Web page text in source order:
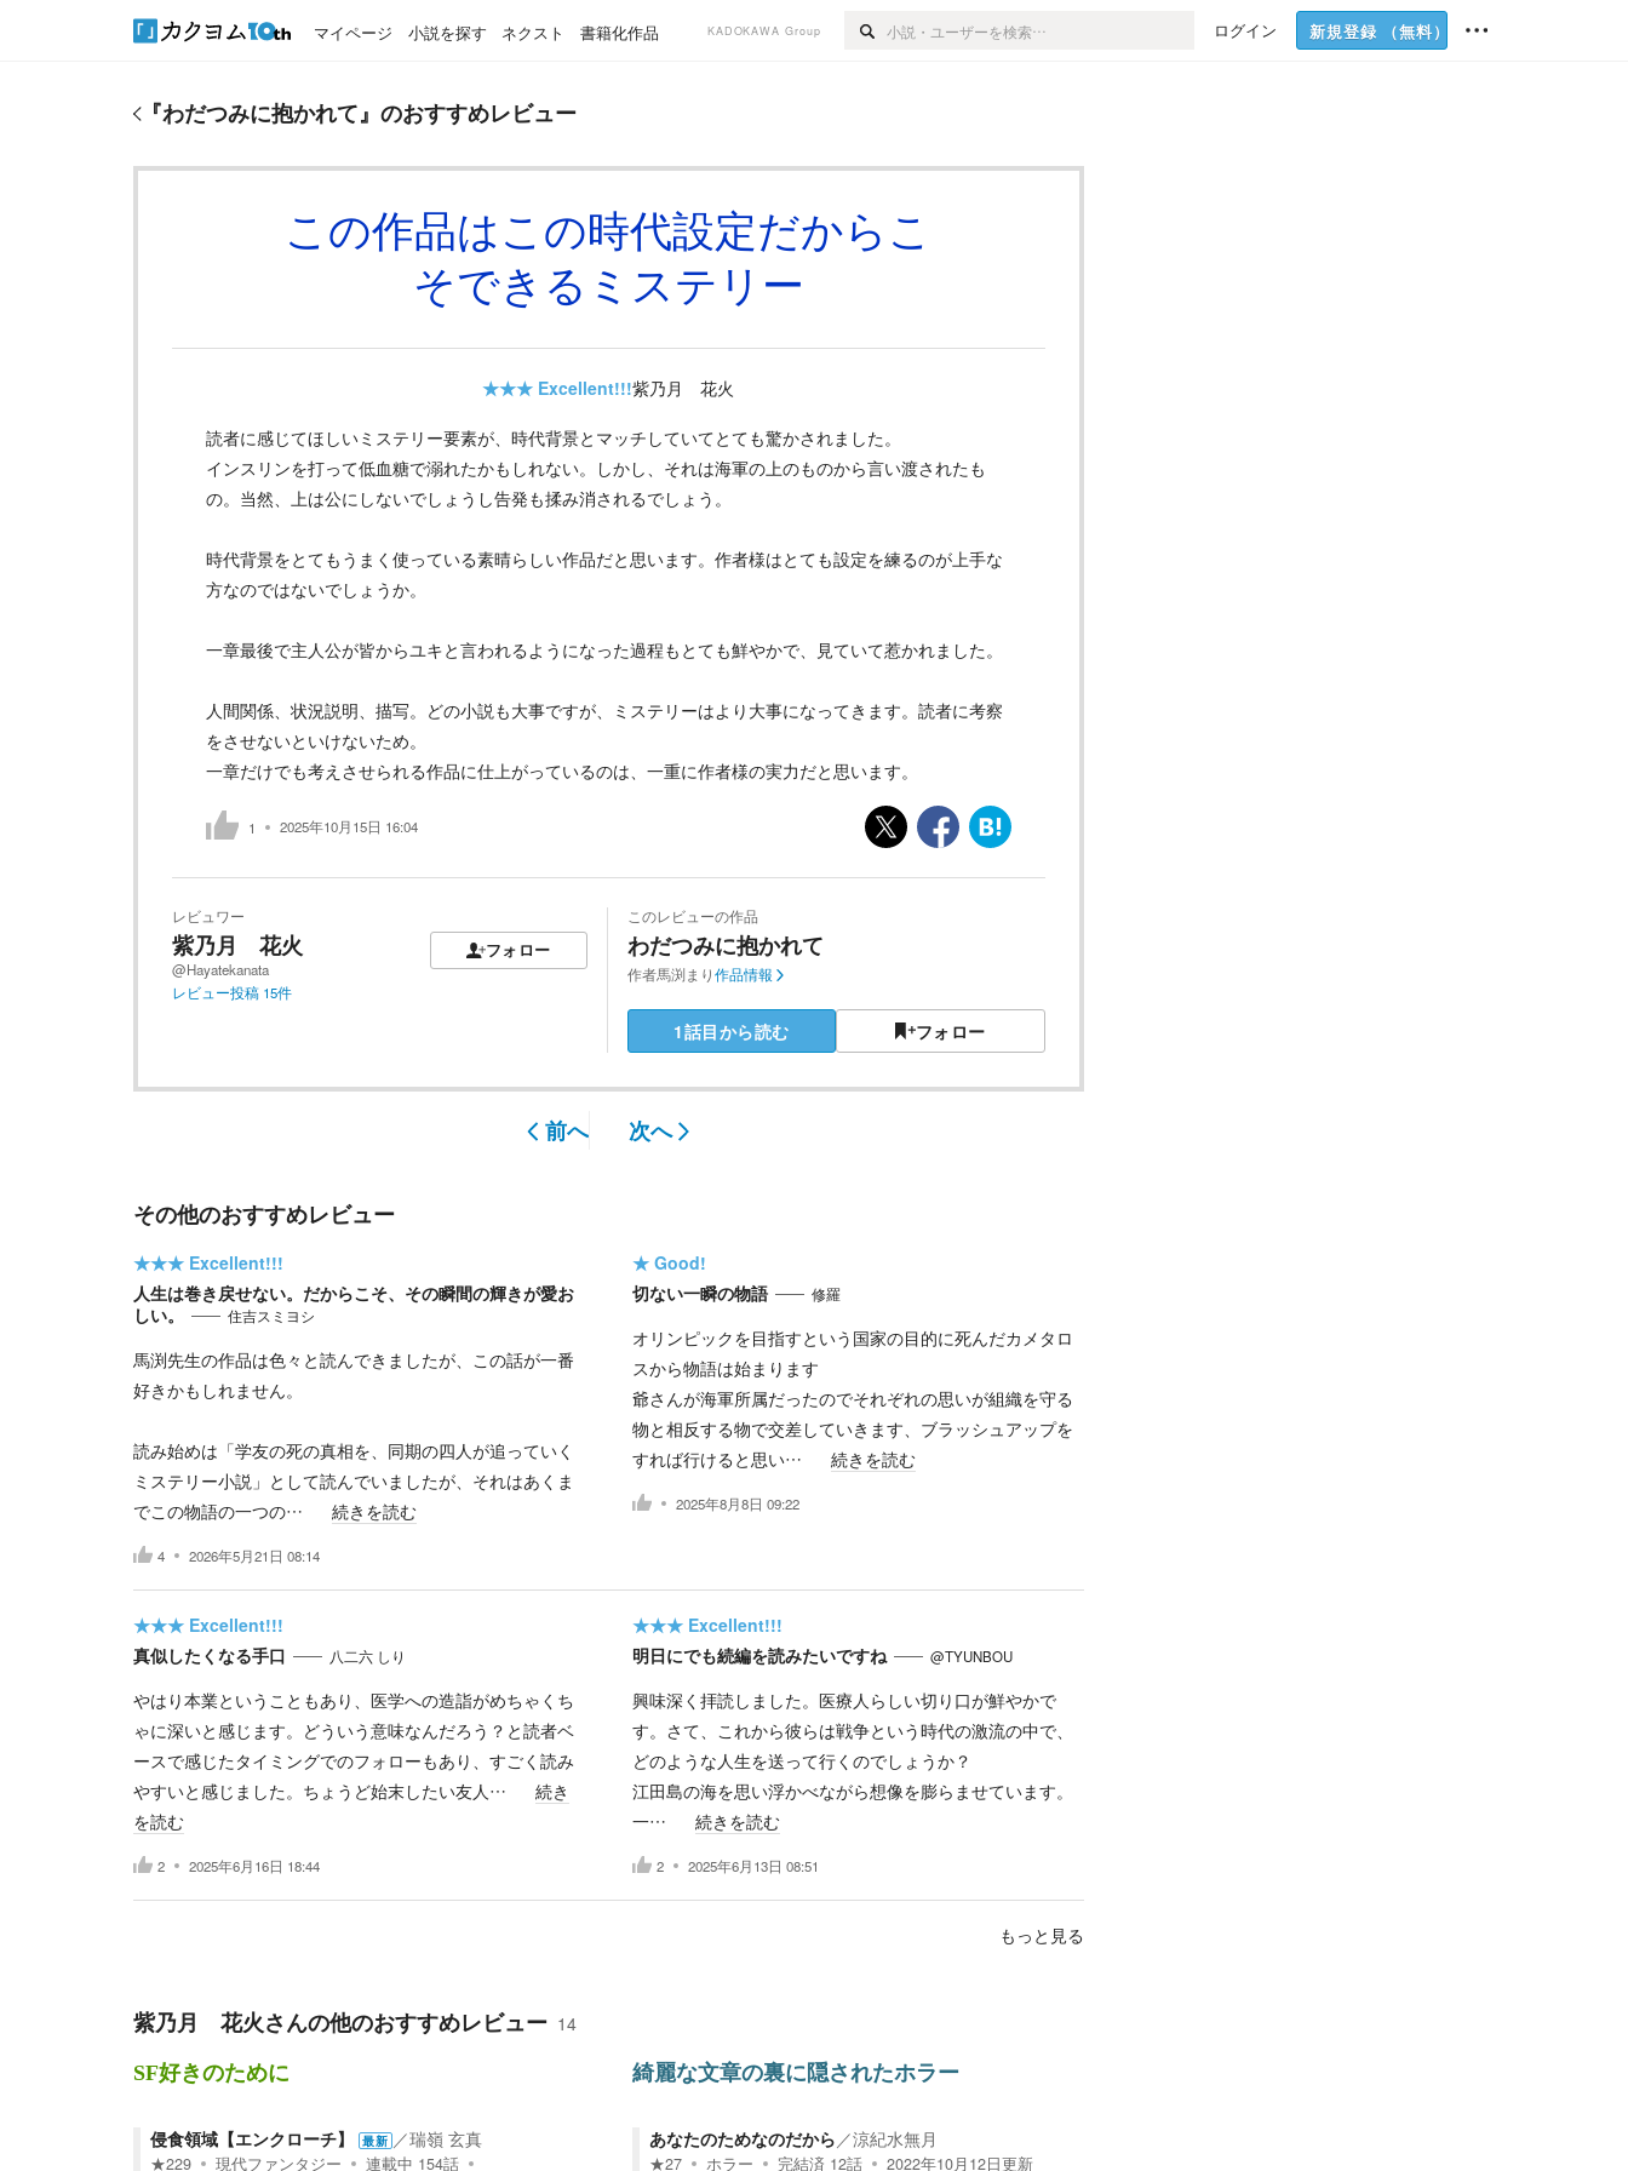
マイページ 小説を探す ネクスト 書籍化作品 KADOKAWA Group ログイン 新規登録 （無料）
『わだつみに抱かれて』のおすすめレビュー
この作品はこの時代設定だからこ
そできるミステリー
★★★ Excellent!!!紫乃月 花火
読者に感じてほしいミステリー要素が、時代背景とマッチしていてとても驚かされました。
インスリンを打って低血糖で溺れたかもしれない。しかし、それは海軍の上のものから言い渡されたも
の。当然、上は公にしないでしょうし告発も揉み消されるでしょう。
時代背景をとてもうまく使っている素晴らしい作品だと思います。作者様はとても設定を練るのが上手な
方なのではないでしょうか。
一章最後で主人公が皆からユキと言われるようになった過程もとても鮮やかで、見ていて惹かれました。
人間関係、状況説明、描写。どの小説も大事ですが、ミステリーはより大事になってきます。読者に考察
をさせないといけないため。
一章だけでも考えさせられる作品に仕上がっているのは、一重に作者様の実力だと思います。
1 2025年10月15日 16:04
レビュワー
紫乃月 花火
@Hayatekanata
フォロー
レビュー投稿 15件
このレビューの作品
わだつみに抱かれて
作者馬渕まり作品情報
1話目から読む フォロー
前へ 次へ
その他のおすすめレビュー
★★★ Excellent!!!
人生は巻き戻せない。だからこそ、その瞬間の輝きが愛お
しい。
住吉スミヨシ
馬渕先生の作品は色々と読んできましたが、この話が一番
好きかもしれません。
読み始めは「学友の死の真相を、同期の四人が追っていく
ミステリー小説」として読んでいましたが、それはあくま
でこの物語の一つの…
続きを読む
4 2026年5月21日 08:14
★ Good!
切ない一瞬の物語
修羅
オリンピックを目指すという国家の目的に死んだカメタロ
スから物語は始まります
爺さんが海軍所属だったのでそれぞれの思いが組織を守る
物と相反する物で交差していきます、ブラッシュアップを
すれば行けると思い…
続きを読む
2025年8月8日 09:22
★★★ Excellent!!!
真似したくなる手口
八二六 しり
やはり本業ということもあり、医学への造詣がめちゃくち
ゃに深いと感じます。どういう意味なんだろう？と読者ベ
ースで感じたタイミングでのフォローもあり、すごく読み
やすいと感じました。ちょうど始末したい友人…
続き
を読む
2 2025年6月16日 18:44
★★★ Excellent!!!
明日にでも続編を読みたいですね
@TYUNBOU
興味深く拝読しました。医療人らしい切り口が鮮やかで
す。さて、これから彼らは戦争という時代の激流の中で、
どのような人生を送って行くのでしょうか？
江田島の海を思い浮かべながら想像を膨らませています。
一…
続きを読む
2 2025年6月13日 08:51
もっと見る
紫乃月 花火さんの他のおすすめレビュー 14
SF好きのために
侵食領域【エンクローチ】 最新 ／瑞嶺 玄真
★229 現代ファンタジー 連載中 154話
綺麗な文章の裏に隠されたホラー
あなたのためなのだから／涼紀水無月
★27 ホラー 完結済 12話 2022年10月12日更新